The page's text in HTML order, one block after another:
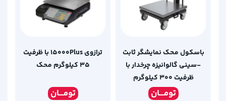
باسکول محک نمایشگر ثابت
-سینی گالوانیزه چرخدار با
ظرفیت 300 کیلوگرم
تومـــان
ترازوی 15000Plus با ظرفیت
35 کیلوگرم محک
تومـــان